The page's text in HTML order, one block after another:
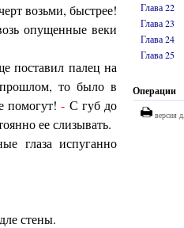
Глава 22
Глава 23
Глава 24
Глава 25
Операции
версия
возьми, быстрее!
опущенные веки
поставил палец на
то было в
помогут!- С губ до
ее слизывать.
глаза испуганно
стены.